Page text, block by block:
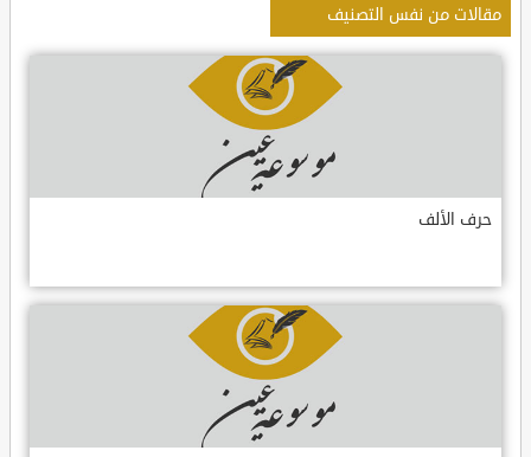
مقالات من نفس التصنيف
حرف الألف